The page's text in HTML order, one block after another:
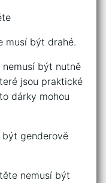
musí být drahé.
nemusí být nutně
jsou praktické
dárky mohou
být genderově
nemusí být